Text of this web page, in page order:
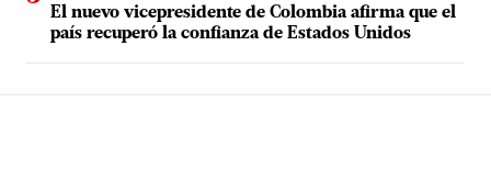
El nuevo vicepresidente de Colombia afirma que el
país recuperó la confianza de Estados Unidos